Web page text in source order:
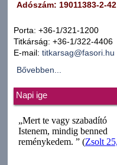
Adószám: 19011383-2-42
Porta: +36-1/321-1200
Titkárság: +36-1/322-4406
E-mail: titkarsag@fasori.hu
Bővebben...
Napi ige